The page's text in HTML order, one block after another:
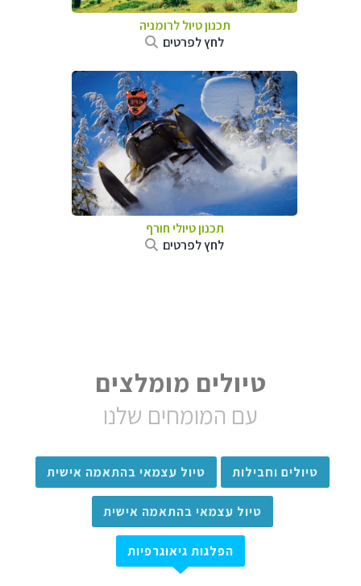
תכנון טיול לרומניה
לחץ לפרטים
תכנון טיולי חורף
לחץ לפרטים
טיולים מומלצים
עם המומחים שלנו
טיולים וחבילות טיול עצמאי בהתאמה אישית
טיול עצמאי בהתאמה אישית
הפלגות גיאוגרפיות